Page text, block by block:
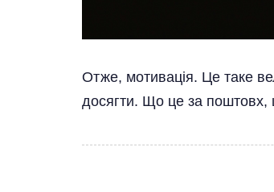
Отже, мотивація. Це таке
досягти. Що це за